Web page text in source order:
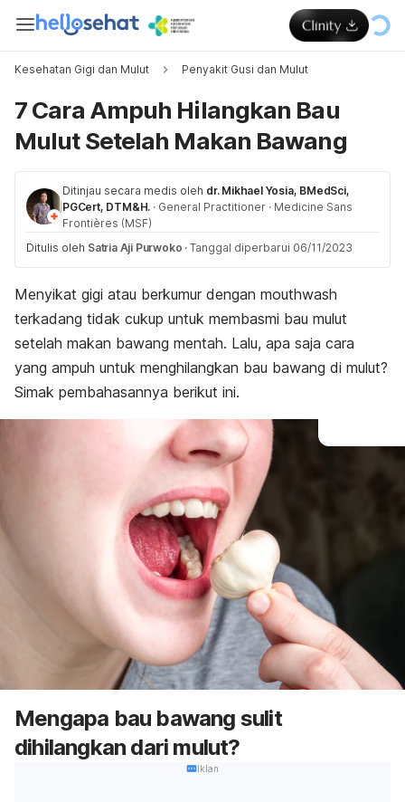
Kesehatan Gigi dan Mulut Penyakit Gusi dan Mulut
7 Cara Ampuh Hilangkan Bau
Mulut Setelah Makan Bawang
Ditinjau secara medis oleh dr. Mikhael Yosia, BMedSci,
PGCert, DTM&H. · General Practitioner · Medicine Sans
Frontières (MSF)
Ditulis oleh Satria Aji Purwoko · Tanggal diperbarui 06/11/2023
Menyikat gigi atau berkumur dengan mouthwash
terkadang tidak cukup untuk membasmi bau mulut
setelah makan bawang mentah. Lalu, apa saja cara
yang ampuh untuk menghilangkan bau bawang di mulut?
Simak pembahasannya berikut ini.
Mengapa bau bawang sulit
dihilangkan dari mulut?
Iklan